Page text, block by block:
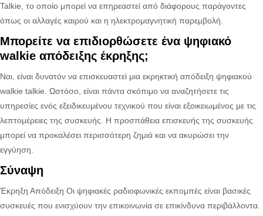
Talkie, το οποίο μπορεί να επηρεαστεί από διάφορους παράγοντες
όπως οι αλλαγές καιρού και η ηλεκτρομαγνητική παρεμβολή.
Μπορείτε να επιδιορθώσετε ένα ψηφιακό
walkie απόδειξης έκρηξης;
Ναι, είναι δυνατόν να επισκευαστεί μια εκρηκτική απόδειξη ψηφιακού
walkie talkie. Ωστόσο, είναι πάντα σκόπιμο να αναζητήσετε τις
υπηρεσίες ενός εξειδικευμένου τεχνικού που είναι εξοικειωμένος με τις
λεπτομέρειες της συσκευής. Η προσπάθεια επισκευής της συσκευής
μπορεί να προκαλέσει περισσότερη ζημιά και να ακυρώσει την
εγγύηση.
Σύναψη
Έκρηξη Απόδειξη Οι ψηφιακές ραδιοφωνικές εκπομπές είναι βασικές
συσκευές που ενισχύουν την επικοινωνία σε επικίνδυνα περιβάλλοντα.